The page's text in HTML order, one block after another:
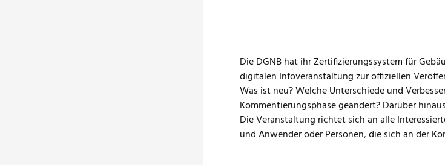
Die DGNB hat ihr Zertifizierungssystem für
digitalen Infoveranstaltung zur offiziellen
Was ist neu? Welche Unterschiede und
Kommentierungsphase geändert? Darüber
Die Veranstaltung richtet sich an alle
und Anwender oder Personen, die sich an der